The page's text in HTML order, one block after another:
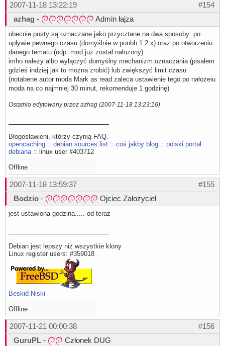
#154
2007-11-18 13:22:19
azhag - Admin łajza
obecnie posty są oznaczane jako przycztane na dwa sposoby: po
upływie pewnego czasu (domyślnie w punbb 1.2.x) oraz po otworzeniu
danego tematu (odp. mod już został nałożony)
imho należy albo wyłączyć domyślny mechanizm oznaczania (pisałem
gdzieś indziej jak to można zrobić) lub zwiększyć limit czasu
(notabene autor moda Mark as read zaleca ustawienie tego po nałożeiu
moda na co najmniej 30 minut, rekomenduje 1 godzinę)
Ostatnio edytowany przez azhag (2007-11-18 13:23:16)
Błogosławieni, którzy czynią FAQ.
opencaching :: debian sources.list :: coś jakby blog :: polski portal
debiana:: linux user #403712
Offline
#155
2007-11-18 13:59:37
Bodzio - Ojciec Założyciel
jest ustawiona godzina..... od teraz
Debian jest lepszy niż wszystkie klony
Linux register users: #359018
Beskid Niski
Offline
#156
2007-11-21 00:00:38
GuruPL - Członek DUG